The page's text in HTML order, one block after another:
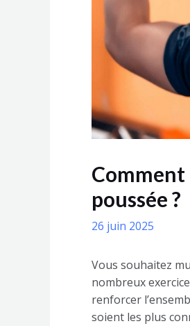
Comment
poussée ?
26 juin 2025
Vous souhaitez
nombreux
renforcer
soient les plus